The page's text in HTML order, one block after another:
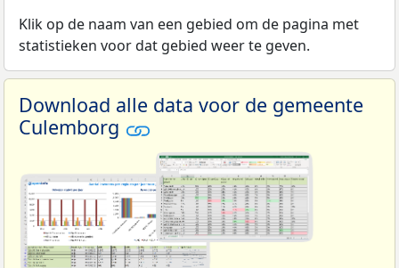
Klik op de naam van een gebied om de pagina met
statistieken voor dat gebied weer te geven.
Download alle data voor de gemeente
Culemborg